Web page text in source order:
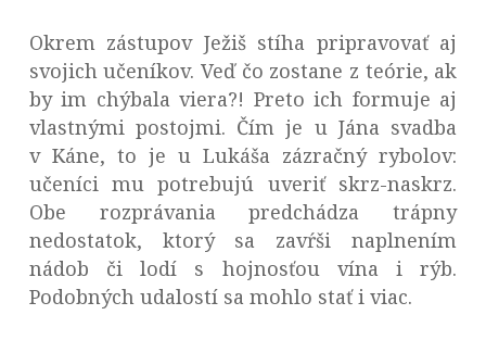
Okrem zástupov Ježiš stíha pripravovať aj
svojich učeníkov. Veď čo zostane z teórie, ak
by im chýbala viera?! Preto ich formuje aj
vlastnými postojmi. Čím je u Jána svadba
v Káne, to je u Lukáša zázračný rybolov:
učeníci mu potrebujú uveriť skrz-naskrz.
Obe rozprávania predchádza trápny
nedostatok, ktorý sa zavŕši naplnením
nádob či lodí s hojnosťou vína i rýb.
Podobných udalostí sa mohlo stať i viac.